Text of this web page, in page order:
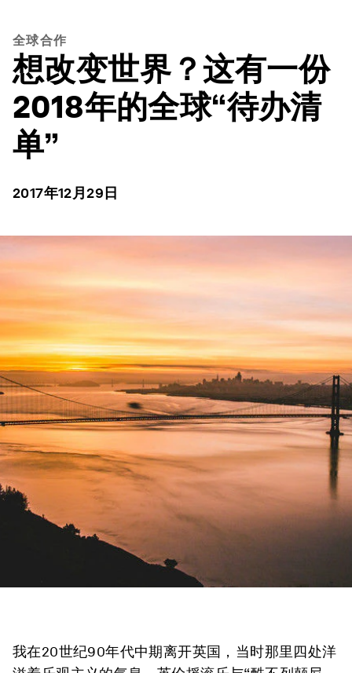
全球合作
想改变世界？这有一份
2018年的全球“待办清
单”
2017年12月29日
我在20世纪90年代中期离开英国，当时那里四处洋